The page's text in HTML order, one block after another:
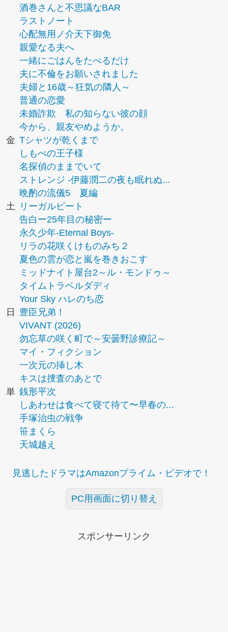
酒巻さんと不思議なBAR
ラストノート
心配無用ノ介天下御免
親愛なる夫へ
一緒にごはんをたべるだけ
夫に不倫をお願いされました
夫婦と16歳～狂気の隣人～
普通の恋愛
未婚詐欺 私の知らない彼の顔
今から、親友やめようか。
金 Tシャツが乾くまで
しもべの王子様
名探偵のままでいて
ストレンジ -伊藤潤二の夜も眠れぬ...
晩酌の流儀5 夏編
土
リーガルビート
告白ー25年目の秘密ー
永久少年-Eternal Boys-
リラの花咲くけものみち２
夏色の雲が恋と嵐を巻きおこす
ミッドナイト屋台2～ル・モンドゥ～
タイムトラベルダディ
Your Sky ハレのち恋
日
豊臣兄弟！
VIVANT (2026)
勿忘草の咲く町で～安曇野診療記～
マイ・フィクション
一次元の挿し木
キスは捜査のあとで
単 銭形平次
しあわせは食べて寝て待て〜早春の...
手塚治虫の戦争
笹まくら
天城越え
見逃したドラマはAmazonプライム・ビデオで！
PC用画面に切り替え
スポンサーリンク